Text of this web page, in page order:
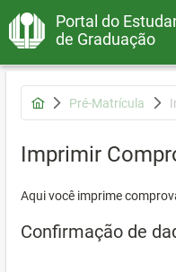
Portal do
de Graduação
Pré-Matrícula
Imprimir
Aqui você imprime
Confirmação de